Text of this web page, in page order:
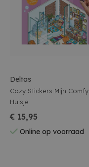
Deltas
Cozy Stickers Mijn Comfy
Huisje
€ 15,95
Online op voorraad